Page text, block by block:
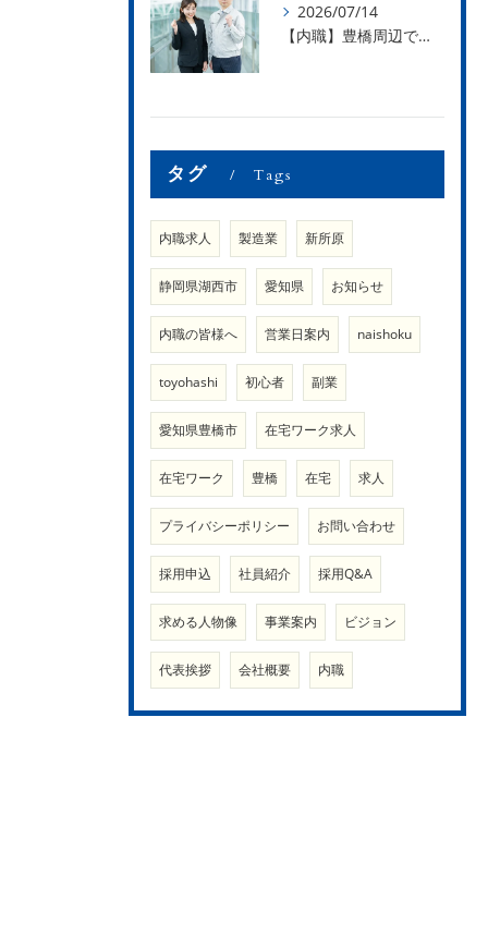
2026/07/14
【内職】豊橋周辺で内職のお仕事を探している方募集中！【内職さまのお声②】
タグ Tags
内職求人 製造業 新所原
静岡県湖西市 愛知県 お知らせ
内職の皆様へ 営業日案内 naishoku
toyohashi 初心者 副業
愛知県豊橋市 在宅ワーク求人
在宅ワーク 豊橋 在宅 求人
プライバシーポリシー お問い合わせ
採用申込 社員紹介 採用Q&A
求める人物像 事業案内 ビジョン
代表挨拶 会社概要 内職